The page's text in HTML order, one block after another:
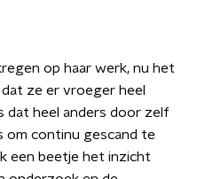
op haar werk, nu het
ze er vroeger heel
dat heel anders door zelf
om continu gescand te
een beetje het inzicht